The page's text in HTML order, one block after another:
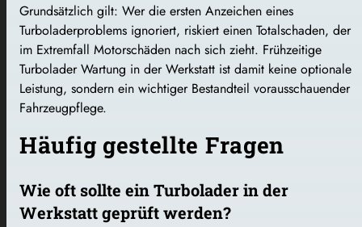
Grundsätzlich gilt: Wer die ersten Anzeichen eines
Turboladerproblems ignoriert, riskiert einen Totalschaden, der
im Extremfall Motorschäden nach sich zieht. Frühzeitige
Turbolader Wartung in der Werkstatt ist damit keine optionale
Leistung, sondern ein wichtiger Bestandteil vorausschauender
Fahrzeugpflege.
Häufig gestellte Fragen
Wie oft sollte ein Turbolader in der
Werkstatt geprüft werden?